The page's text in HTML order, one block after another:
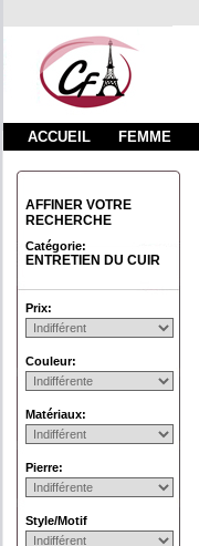
ACCUEIL FEMME
AFFINER VOTRE
RECHERCHE
Catégorie:
ENTRETIEN DU CUIR
Prix:
Couleur:
Matériaux:
Pierre:
Style/Motif